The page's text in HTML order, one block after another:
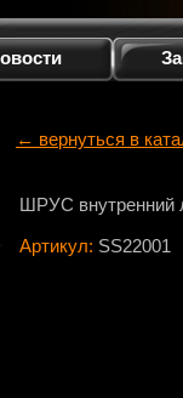
← вернуться в
ШРУС внутренний
Артикул: SS22001